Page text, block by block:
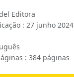
Editora
: 27 junho 2024
: 384 páginas